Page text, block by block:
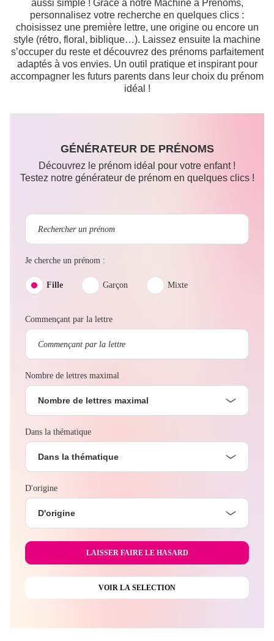
aussi simple ! Grâce à notre Machine à Prénoms,
personnalisez votre recherche en quelques clics :
choisissez une première lettre, une origine ou encore un
style (rétro, floral, biblique…). Laissez ensuite la machine
s’occuper du reste et découvrez des prénoms parfaitement
adaptés à vos envies. Un outil pratique et inspirant pour
accompagner les futurs parents dans leur choix du prénom
idéal !
GÉNÉRATEUR DE PRÉNOMS
Découvrez le prénom idéal pour votre enfant !
Testez notre générateur de prénom en quelques clics !
Je cherche un prénom :
Fille Garçon Mixte
Commençant par la lettre
Nombre de lettres maximal
Nombre de lettres maximal
Dans la thématique
Dans la thématique
D'origine
D'origine